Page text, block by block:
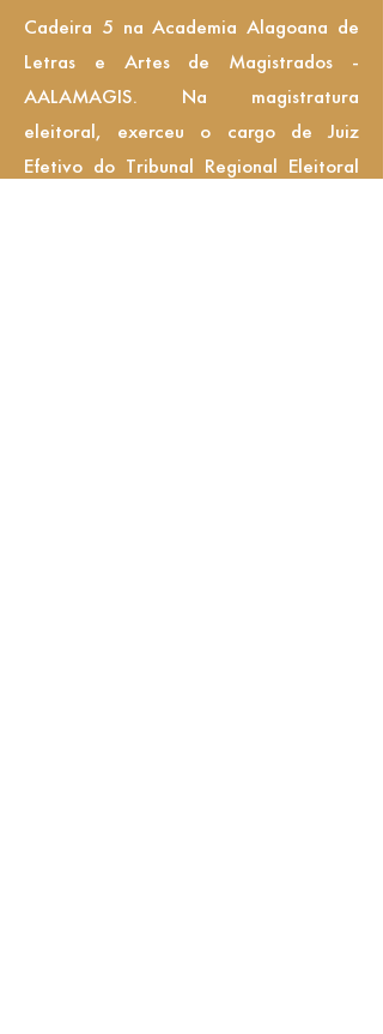
Cadeira 5 na Academia Alagoana de
Letras e Artes de Magistrados -
AALAMAGIS. Na magistratura
eleitoral, exerceu o cargo de Juiz
Efetivo do Tribunal Regional Eleitoral